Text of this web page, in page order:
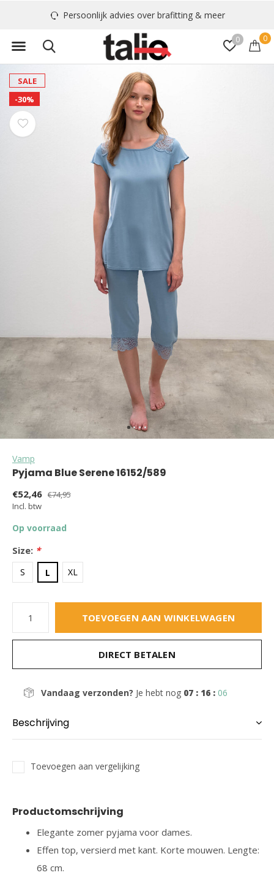
0 0
Persoonlijk advies over brafitting & meer
SALE
-30%
Vamp
Pyjama Blue Serene 16152/589
€52,46 €74,95
Incl. btw
Op voorraad
Size: *
S L XL
TOEVOEGEN AAN WINKELWAGEN
DIRECT BETALEN
Vandaag verzonden? Je hebt nog 07 : 16 : 05
Beschrijving
Toevoegen aan vergelijking
Productomschrijving
Elegante zomer pyjama voor dames.
Effen top, versierd met kant. Korte mouwen. Lengte:
68 cm.